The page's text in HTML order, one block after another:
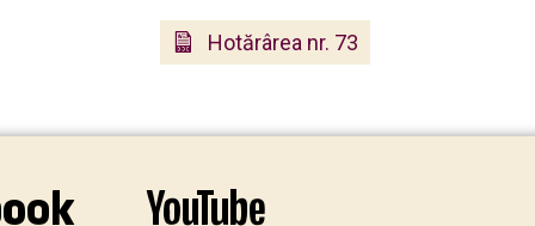
Hotărârea nr. 73